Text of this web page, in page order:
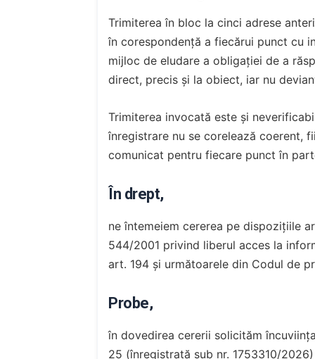
Trimiterea în bloc la cinci adrese
în corespondență a fiecărui punct cu
mijloc de eludare a obligației de a
direct, precis și la obiect, iar nu
Trimiterea invocată este și
înregistrare nu se corelează coerent,
comunicat pentru fiecare punct în
În drept,
ne întemeiem cererea pe dispozițiile
544/2001 privind liberul acces la
art. 194 și următoarele din Codul de
Probe,
în dovedirea cererii solicităm
25 (înregistrată sub nr. 1753310/